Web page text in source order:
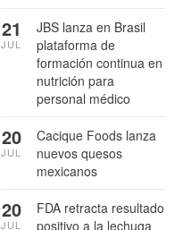
JBS lanza en Brasil
plataforma de
formación continua en
nutrición para
personal médico
21
JUL
Cacique Foods lanza
nuevos quesos
mexicanos
20
JUL
FDA retracta resultado
positivo a la lechuga
20
JUL